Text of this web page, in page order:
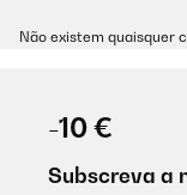
Não existem quaisquer
-10 €
Subscreva a